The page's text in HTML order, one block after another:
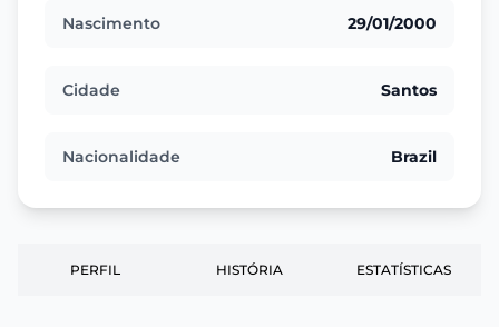
Nascimento 29/01/2000
Cidade Santos
Nacionalidade Brazil
PERFIL HISTÓRIA ESTATÍSTICAS